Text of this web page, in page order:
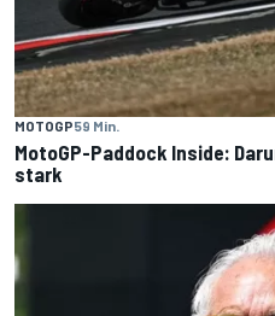
MOTOGP59 Min.
MotoGP-Paddock Inside:
stark